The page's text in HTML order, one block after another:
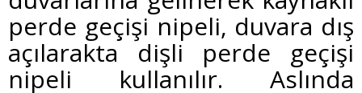
perde geçişi nipeli, duvara dış
açılarakta dişli perde geçişi
nipeli kullanılır. Aslında